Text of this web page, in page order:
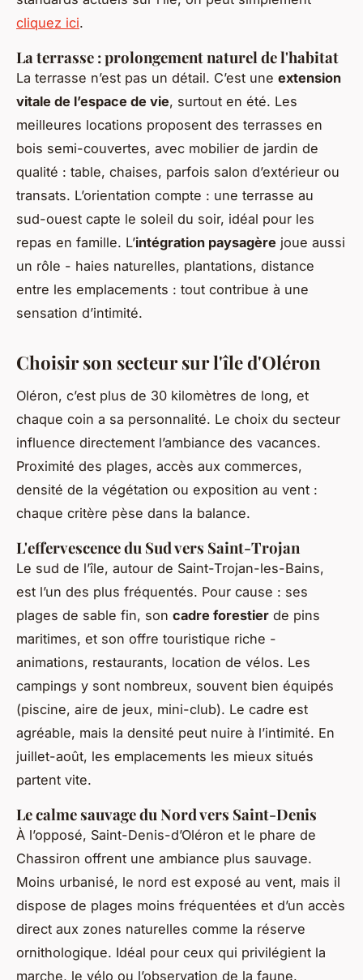
cliquez ici.
La terrasse : prolongement naturel de l'habitat
La terrasse n’est pas un détail. C’est une extension
vitale de l’espace de vie, surtout en été. Les
meilleures locations proposent des terrasses en
bois semi-couvertes, avec mobilier de jardin de
qualité : table, chaises, parfois salon d’extérieur ou
transats. L’orientation compte : une terrasse au
sud-ouest capte le soleil du soir, idéal pour les
repas en famille. L’intégration paysagère joue aussi
un rôle - haies naturelles, plantations, distance
entre les emplacements : tout contribue à une
sensation d’intimité.
Choisir son secteur sur l'île d'Oléron
Oléron, c’est plus de 30 kilomètres de long, et
chaque coin a sa personnalité. Le choix du secteur
influence directement l’ambiance des vacances.
Proximité des plages, accès aux commerces,
densité de la végétation ou exposition au vent :
chaque critère pèse dans la balance.
L'effervescence du Sud vers Saint-Trojan
Le sud de l’île, autour de Saint-Trojan-les-Bains,
est l’un des plus fréquentés. Pour cause : ses
plages de sable fin, son cadre forestier de pins
maritimes, et son offre touristique riche -
animations, restaurants, location de vélos. Les
campings y sont nombreux, souvent bien équipés
(piscine, aire de jeux, mini-club). Le cadre est
agréable, mais la densité peut nuire à l’intimité. En
juillet-août, les emplacements les mieux situés
partent vite.
Le calme sauvage du Nord vers Saint-Denis
À l’opposé, Saint-Denis-d’Oléron et le phare de
Chassiron offrent une ambiance plus sauvage.
Moins urbanisé, le nord est exposé au vent, mais il
dispose de plages moins fréquentées et d’un accès
direct aux zones naturelles comme la réserve
ornithologique. Idéal pour ceux qui privilégient la
marche, le vélo ou l’observation de la faune.